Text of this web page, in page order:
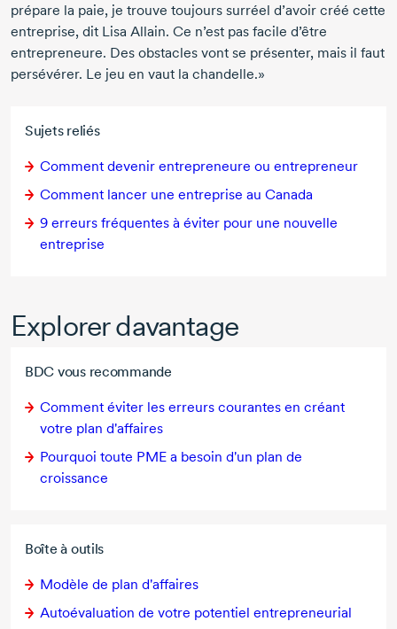
Sujets reliés
Comment devenir entrepreneure ou entrepreneur
Comment lancer une entreprise au Canada
9 erreurs fréquentes à éviter pour une nouvelle
entreprise
prépare la paie, je trouve toujours surréel d’avoir créé cette
entreprise, dit Lisa Allain. Ce n’est pas facile d’être
entrepreneure. Des obstacles vont se présenter, mais il faut
persévérer. Le jeu en vaut la chandelle.»
Explorer davantage
BDC vous recommande
Comment éviter les erreurs courantes en créant
votre plan d'affaires
Pourquoi toute PME a besoin d'un plan de
croissance
Boîte à outils
Modèle de plan d'affaires
Autoévaluation de votre potentiel entrepreneurial